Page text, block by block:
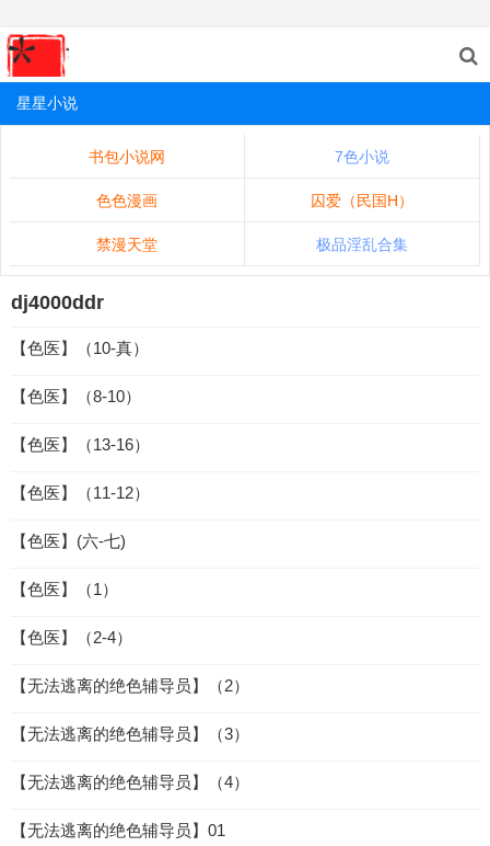
星星小说
书包小说网 7色小说
色色漫画 囚爱（民国H）
禁漫天堂 极品淫乱合集
dj4000ddr
【色医】（10-真）
【色医】（8-10）
【色医】（13-16）
【色医】（11-12）
【色医】(六-七)
【色医】（1）
【色医】（2-4）
【无法逃离的绝色辅导员】（2）
【无法逃离的绝色辅导员】（3）
【无法逃离的绝色辅导员】（4）
【无法逃离的绝色辅导员】01